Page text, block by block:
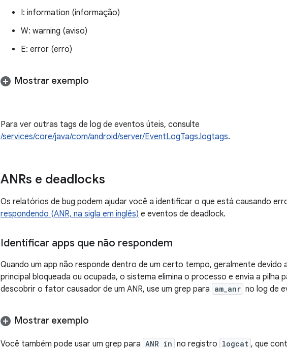
I: information (informação)
W: warning (aviso)
E: error (erro)
Mostrar exemplo
Para ver outras tags de log de eventos úteis, consulte
/services/core/java/com/android/server/EventLogTags.logtags.
ANRs e deadlocks
Os relatórios de bug podem ajudar você a identificar o que está causando
respondendo (ANR, na sigla em inglês) e eventos de deadlock.
Identificar apps que não respondem
Quando um app não responde dentro de um certo tempo, geralmente devido
principal bloqueada ou ocupada, o sistema elimina o processo e envia a pilha
descobrir o fator causador de um ANR, use um grep para am_anr no log de
Mostrar exemplo
Você também pode usar um grep para ANR in no registro logcat , que